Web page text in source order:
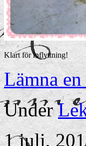
Klart för inflyttning!
Lämna
Under
1 juli,